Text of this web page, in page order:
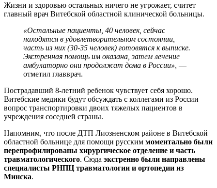
Жизни и здоровью остальных ничего не угрожает, считет
главный врач Витебской областной клинической больницы.
«Остальные пациенты, 40 человек, сейчас
находятся в удовлетворительном состоянии,
часть из них (30-35 человек) готовятся к выписке.
Экстренная помощь им оказана, затем лечение
амбулаторно они продолжат дома в России», —
отметил главврач.
Пострадавший 8-летний ребенок чувствует себя хорошо.
Витебские медики будут обсуждать с коллегами из России
вопрос транспортировки двоих тяжелых пациентов в
учреждения соседней страны.
Напомним, что после ДТП Лиозненском районе в Витебской
областной больнице для помощи русским моментально были
перепрофилированы хирургическое отделение и часть
травматологического. Сюда экстренно были направлены
специалисты РНПЦ травматологии и ортопедии из
Минска.